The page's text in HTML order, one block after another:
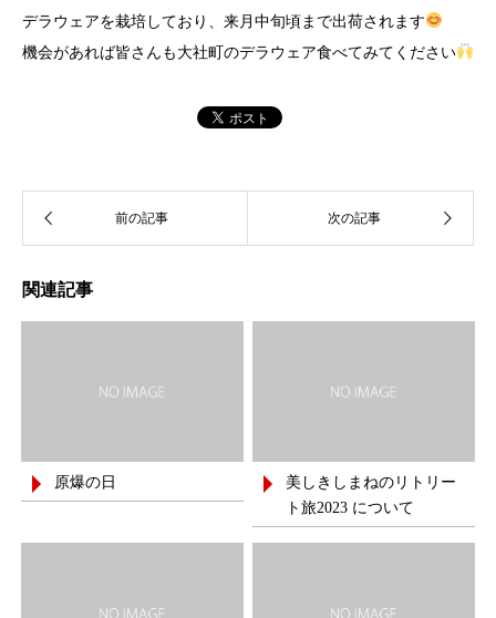
デラウェアを栽培しており、来月中旬頃まで出荷されます
機会があれば皆さんも大社町のデラウェア食べてみてください
関連記事
原爆の日
美しきしまねのリトリー
ト旅2023 について